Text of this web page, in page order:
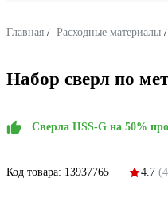
Главная / Расходные материалы /
Набор сверл по
Сверла HSS-G на 50%
Код товара: 13937765 4.7